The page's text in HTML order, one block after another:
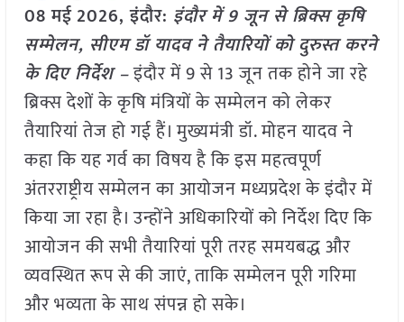
08 मई2026,इंदौर: इंदौर में 9 जून से ब्रिक्स कृषि
सम्मेलन, सीएम डॉ यादव ने तैयारियों को दुरुस्त करने
के दिए निर्देश –इंदौर में 9 से 13 जून तक होने जा रहे
ब्रिक्स देशों के कृषि मंत्रियों के सम्मेलन को लेकर
तैयारियां तेज हो गई हैं। मुख्यमंत्री डॉ. मोहन यादव ने
कहा कि यह गर्व का विषय है कि इस महत्वपूर्ण
अंतरराष्ट्रीय सम्मेलन का आयोजन मध्यप्रदेश के इंदौर में
किया जा रहा है। उन्होंने अधिकारियों को निर्देश दिए कि
आयोजन की सभी तैयारियां पूरी तरह समयबद्ध और
व्यवस्थित रूप से की जाएं, ताकि सम्मेलन पूरी गरिमा
और भव्यता के साथ संपन्न हो सके।